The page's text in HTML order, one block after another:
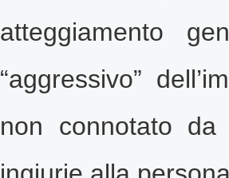
atteggiamento
“aggressivo”
non connotato da